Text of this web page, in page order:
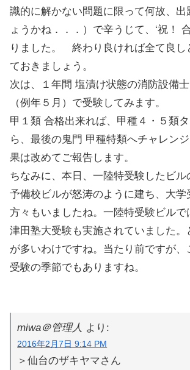
識的に解かない問題に限って何故、出
ょうかね．．．）で辛うじて、‘祝！
りました。 終わり良ければ全て良し
ておきましょう。
次は、１年間 塩漬け状態の消防設備
（例年５月）で受験してみます。
甲１類 合格出来れば、甲種４・５類
ら、最後の鬼門 甲種特類へチャレン
果は改めてご報告します。
ちなみに、本日、一陸特受験したビル
予備校ビルが怒涛のように建ち、大学
方々もいましたね。一陸特受験ビルで
津田塾大受験も実施されていました。
が多いわけですね。当たり前ですが、
受験の季節でもありますね。
miwa＠管理人 より:
2016年2月7日 9:14 PM
＞仙台のザキヤマさん